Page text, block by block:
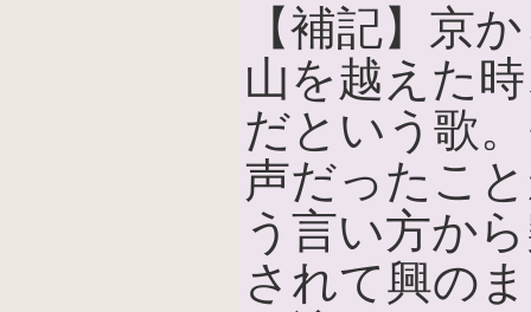
【補記】京
山を越えた
だという歌
声だったこ
う言い方か
されて興の